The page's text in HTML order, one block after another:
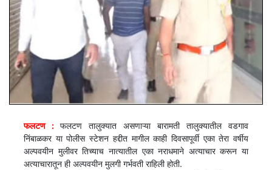
फलटण : फलटण तालुक्यात असणाऱ्या बारामती तालुक्यातील वडगाव
निंबाळकर या पोलीस स्टेशन हद्दीत मागील काही दिवसापूर्वी एका तेरा वर्षीय
अल्पवयीन मुलीवर तिच्याच नात्यातील एका नराधमाने अत्याचार करून या
अत्याचारातून ही अल्पवयीन मुलगी गर्भवती राहिली होती.